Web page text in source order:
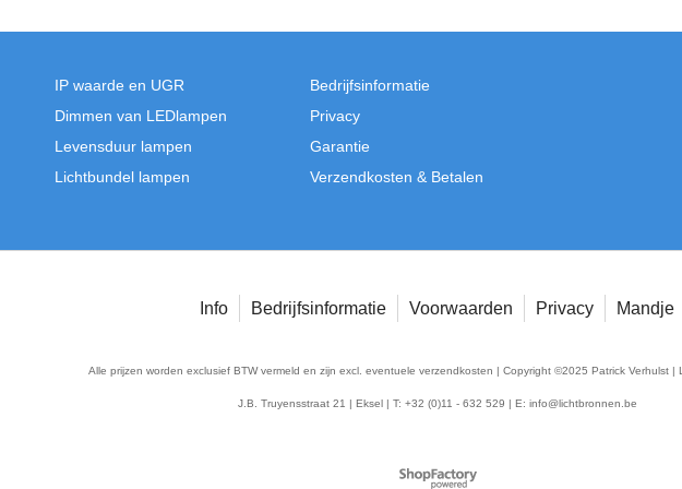
IP waarde en UGR
Dimmen van LEDlampen
Levensduur lampen
Lichtbundel lampen
Bedrijfsinformatie
Privacy
Garantie
Verzendkosten & Betalen
Info Bedrijfsinformatie Voorwaarden Privacy Mandje
Alle prijzen worden exclusief BTW vermeld en zijn excl. eventuele verzendkosten | Copyright ©2025 Patrick Verhulst |
J.B. Truyensstraat 21 | Eksel | T: +32 (0)11 - 632 529 | E: info@lichtbronnen.be
Webwinkel gemaakt met
ShopFactory webwinkel